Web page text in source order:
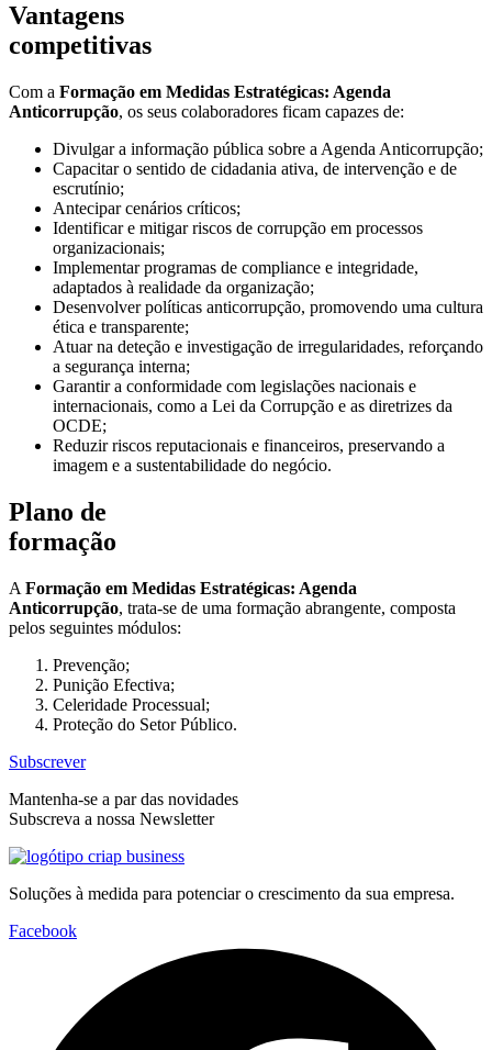
Vantagens
competitivas
Com a Formação em Medidas Estratégicas: Agenda
Anticorrupção, os seus colaboradores ficam capazes de:
Divulgar a informação pública sobre a Agenda Anticorrupção;
Capacitar o sentido de cidadania ativa, de intervenção e de
escrutínio;
Antecipar cenários críticos;
Identificar e mitigar riscos de corrupção em processos
organizacionais;
Implementar programas de compliance e integridade,
adaptados à realidade da organização;
Desenvolver políticas anticorrupção, promovendo uma cultura
ética e transparente;
Atuar na deteção e investigação de irregularidades, reforçando
a segurança interna;
Garantir a conformidade com legislações nacionais e
internacionais, como a Lei da Corrupção e as diretrizes da
OCDE;
Reduzir riscos reputacionais e financeiros, preservando a
imagem e a sustentabilidade do negócio.
Plano de
formação
A Formação em Medidas Estratégicas: Agenda
Anticorrupção, trata-se de uma formação abrangente, composta
pelos seguintes módulos:
Prevenção;
Punição Efectiva;
Celeridade Processual;
Proteção do Setor Público.
Subscrever
Mantenha-se a par das novidades
Subscreva a nossa Newsletter
Soluções à medida para potenciar o crescimento da sua empresa.
Facebook